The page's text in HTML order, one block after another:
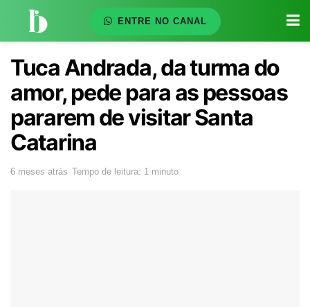
ENTRE NO CANAL
Tuca Andrada, da turma do
amor, pede para as pessoas
pararem de visitar Santa
Catarina
6 meses atrás Tempo de leitura: 1 minuto